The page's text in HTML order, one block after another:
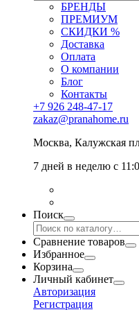
БРЕНДЫ
ПРЕМИУМ
СКИДКИ %
Доставка
Оплата
О компании
Блог
Контакты
+7 926 248-47-17
zakaz@pranahome.ru
Москва, Калужская
7 дней в неделю с
Поиск
Сравнение товаров
Избранное
Корзина
Личный кабинет
Авторизация
Регистрация